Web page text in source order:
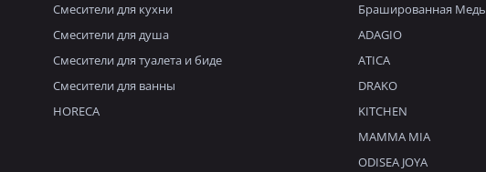
Смесители для кухни
Смесители для душа
Смесители для туалета и биде
Смесители для ванны
HORECA
Брашированная Медь
ADAGIO
ATICA
DRAKO
KITCHEN
MAMMA MIA
ODISEA JOYA